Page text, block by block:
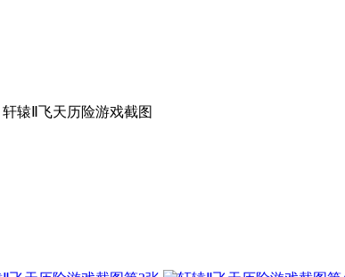
轩辕Ⅱ飞天历险游戏截图